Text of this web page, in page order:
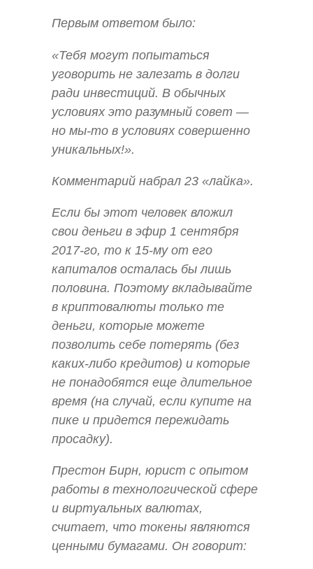
Первым ответом было:
«Тебя могут попытаться
уговорить не залезать в долги
ради инвестиций. В обычных
условиях это разумный совет —
но мы-то в условиях совершенно
уникальных!».
Комментарий набрал 23 «лайка».
Если бы этот человек вложил
свои деньги в эфир 1 сентября
2017-го, то к 15-му от его
капиталов осталась бы лишь
половина. Поэтому вкладывайте
в криптовалюты только те
деньги, которые можете
позволить себе потерять (без
каких-либо кредитов) и которые
не понадобятся еще длительное
время (на случай, если купите на
пике и придется пережидать
просадку).
Престон Бирн, юрист с опытом
работы в технологической сфере
и виртуальных валютах,
считает, что токены являются
ценными бумагами. Он говорит: